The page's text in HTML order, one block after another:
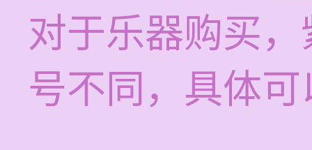
对于乐器购买
号不同，具体